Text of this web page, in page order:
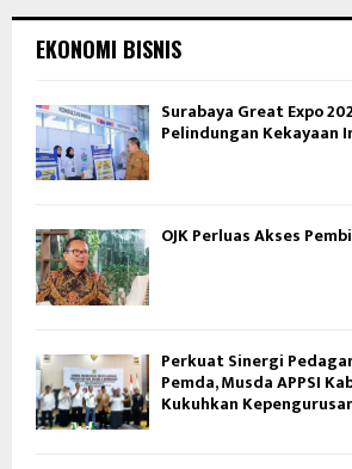
EKONOMI BISNIS
Surabaya Great Expo
Pelindungan Kekayaan
OJK Perluas Akses
Perkuat Sinergi
Pemda, Musda APPSI
Kukuhkan